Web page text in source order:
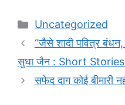
Categories
Uncategorized
“जैसे शादी पवित्र
सुधा जैन : Short
सफेद दाग कोई बीमारी